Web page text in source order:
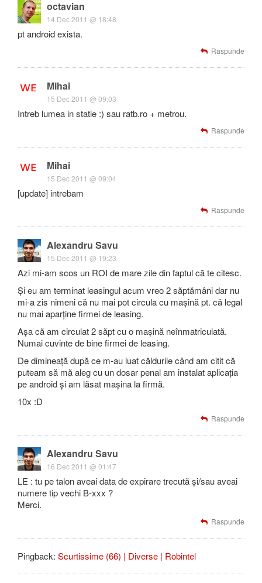
octavian
14 Dec 2011 @ 18:48
pt android exista.
Raspunde
Mihai
15 Dec 2011 @ 09:03
Intreb lumea in statie :) sau ratb.ro + metrou.
Raspunde
Mihai
15 Dec 2011 @ 09:04
[update] intrebam
Raspunde
Alexandru Savu
15 Dec 2011 @ 19:23
Azi mi-am scos un ROI de mare zile din faptul că te citesc.
Și eu am terminat leasingul acum vreo 2 săptămâni dar nu
mi-a zis nimeni că nu mai pot circula cu mașină pt. că legal
nu mai aparține firmei de leasing.
Așa că am circulat 2 săpt cu o mașină neînmatriculată.
Numai cuvinte de bine firmei de leasing.
De dimineață după ce m-au luat căldurile când am citit că
puteam să mă aleg cu un dosar penal am instalat aplicația
pe android și am lăsat mașina la firmă.
10x :D
Raspunde
Alexandru Savu
16 Dec 2011 @ 01:47
LE : tu pe talon aveai data de expirare trecută și/sau aveai
numere tip vechi B-xxx ?
Merci.
Raspunde
Pingback: Scurtissime (66) | Diverse | Robintel